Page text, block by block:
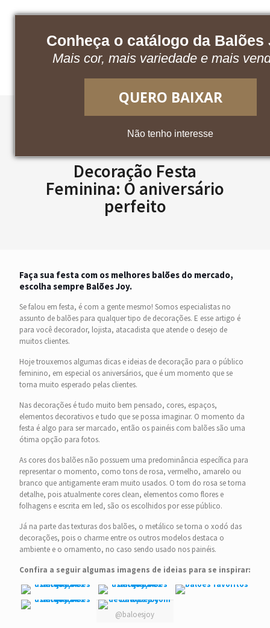
Conheça o catálogo da Balões
Mais cor, mais variedade e mais
QUERO BAIXAR
Não tenho interesse
Baixe nosso catálogo Acesse o App
Decoração Festa
Feminina: O aniversário
perfeito
Faça sua festa com os melhores balões do mercado,
escolha sempre Balões Joy.
Se falou em festa, é com a gente mesmo! Somos especialistas no
assunto de balões para qualquer tipo de decorações. E esse artigo é
para você decorador, lojista, atacadista que atende o desejo de
muitos clientes.
Hoje trouxemos algumas dicas e ideias de decoração para o público
feminino, em especial os aniversários, que é um momento que se
torna muito esperado pelas clientes.
Nas decorações é tudo muito bem pensado, cores, espaços,
elementos decorativos e tudo que se possa imaginar. O momento da
festa é algo para ser marcado, então os painéis com balões são uma
ótima opção para fotos.
As cores dos balões não possuem uma predominância específica para
representar o momento, como tons de rosa, vermelho, amarelo ou
branco que antigamente eram muito usados. O tom do rosa se torna
detalhe, pois atualmente cores clean, elementos como flores e
folhagens e escrita em led, são os escolhidos por esse público.
Já na parte das texturas dos balões, o metálico se torna o xodó das
decorações, pois o charme entre os outros modelos destaca o
ambiente e o ornamento, no caso sendo usado nos painéis.
Confira a seguir algumas imagens de ideias para se inspirar:
@baloesjoy